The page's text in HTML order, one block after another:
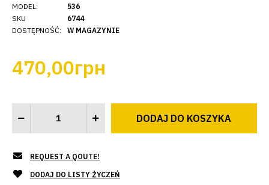
MODEL:
SKU
DOSTĘPNOŚĆ:
536
6744
W MAGAZYNIE
470,00грн
REQUEST A QOUTE!
DODAJ DO LISTY ŻYCZEŃ